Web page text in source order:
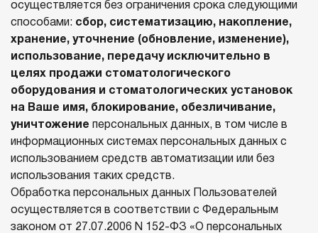
осуществляется без ограничения срока следующими
способами: сбор, систематизацию, накопление,
хранение, уточнение (обновление, изменение),
использование, передачу исключительно в
целях продажи стоматологического
оборудования и стоматологических установок
на Ваше имя, блокирование, обезличивание,
уничтожение персональных данных, в том числе в
информационных системах персональных данных с
использованием средств автоматизации или без
использования таких средств.
Обработка персональных данных Пользователей
осуществляется в соответствии с Федеральным
законом от 27.07.2006 N 152-ФЗ «О персональных